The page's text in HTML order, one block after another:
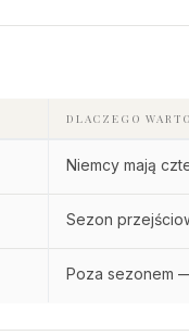
DLACZEGO WARTO
Niemcy mają
Sezon
Poza sezonem